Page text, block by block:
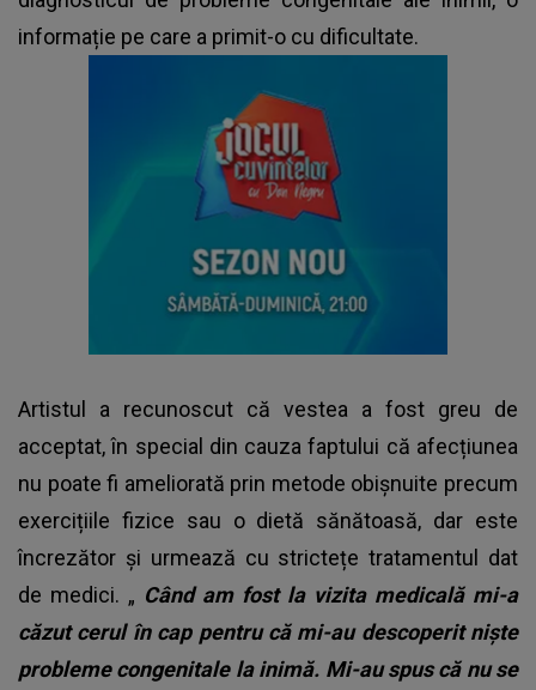
informație pe care a primit-o cu dificultate.
Artistul a recunoscut că vestea a fost greu de
acceptat, în special din cauza faptului că afecțiunea
nu poate fi ameliorată prin metode obișnuite precum
exercițiile fizice sau o dietă sănătoasă, dar este
încrezător și urmează cu strictețe tratamentul dat
de medici. „ Când am fost la vizita medicală mi-a
căzut cerul în cap pentru că mi-au descoperit niște
probleme congenitale la inimă. Mi-au spus că nu se